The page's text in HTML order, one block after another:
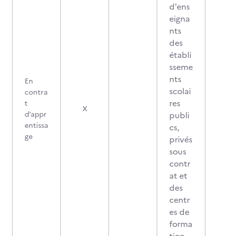
En
contra
t
d’appr
entissa
ge
X
d'ens
eigna
nts
des
établi
sseme
nts
scolai
res
publi
cs,
privés
sous
contr
at et
des
centr
es de
forma